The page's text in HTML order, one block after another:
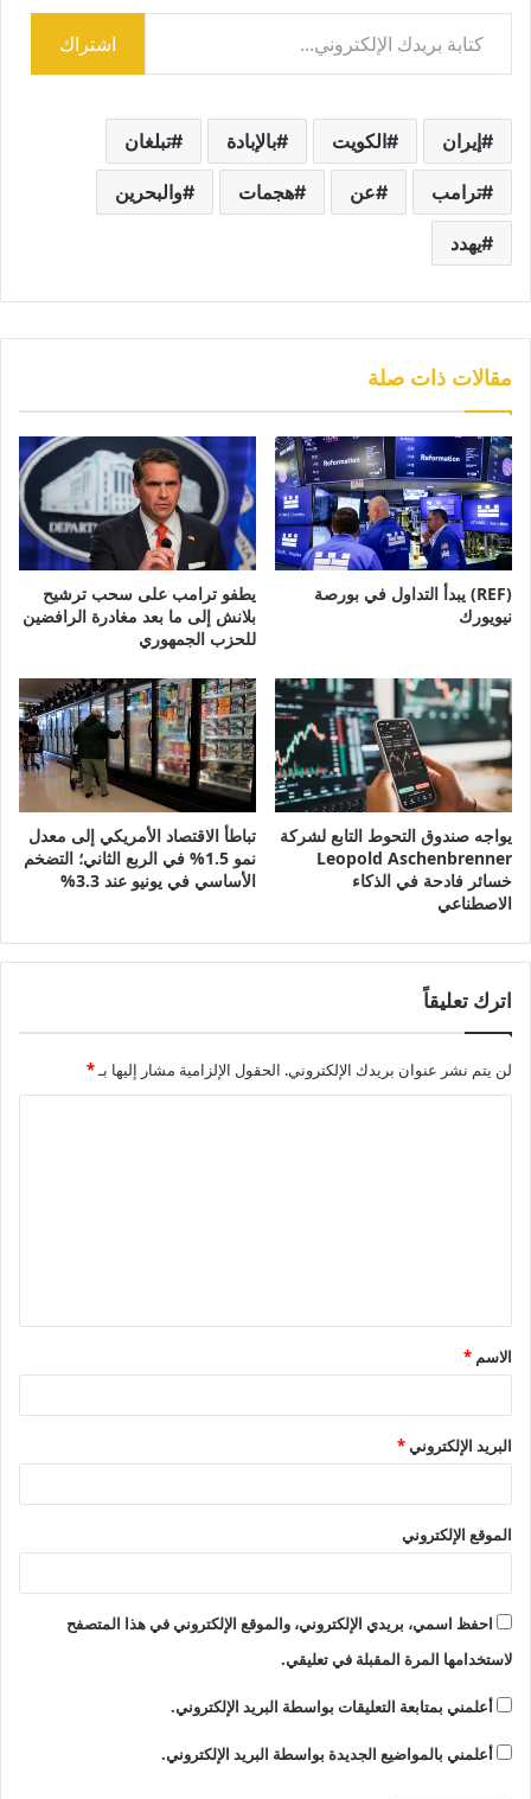
كتابة بريدك الإلكتروني...
اشتراك
إيران الكويت بالإبادة تبلغان
ترامب عن هجمات والبحرين
يهدد
مقالات ذات صلة
(REF) يبدأ التداول في بورصة
نيويورك
يطفو ترامب على سحب ترشيح
بلانش إلى ما بعد مغادرة الرافضين
للحزب الجمهوري
يواجه صندوق التحوط التابع لشركة
Leopold Aschenbrenner
خسائر فادحة في الذكاء
الاصطناعي
تباطأ الاقتصاد الأمريكي إلى معدل
نمو 1.5% في الربع الثاني؛ التضخم
الأساسي في يونيو عند 3.3%
اترك تعليقاً
لن يتم نشر عنوان بريدك الإلكتروني. الحقول الإلزامية مشار إليها بـ*
ق
*
الاسم *
البريد الإلكتروني*
الموقع الإلكتروني
احفظ اسمي، بريدي الإلكتروني، والموقع الإلكتروني في هذا المتصفح
لاستخدامها المرة المقبلة في تعليقي.
أعلمني بمتابعة التعليقات بواسطة البريد الإلكتروني.
أعلمني بالمواضيع الجديدة بواسطة البريد الإلكتروني.